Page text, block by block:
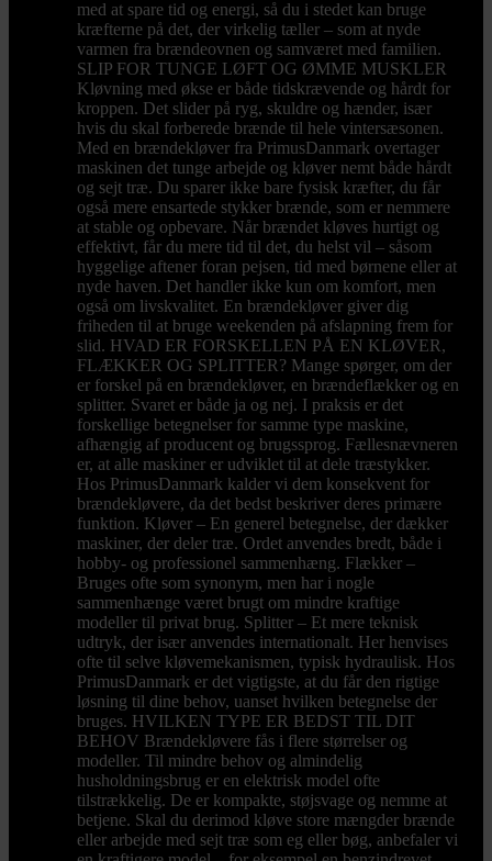
med at spare tid og energi, så du i stedet kan bruge
kræfterne på det, der virkelig tæller – som at nyde
varmen fra brændeovnen og samværet med familien.
SLIP FOR TUNGE LØFT OG ØMME MUSKLER
Kløvning med økse er både tidskrævende og hårdt for
kroppen. Det slider på ryg, skuldre og hænder, især
hvis du skal forberede brænde til hele vintersæsonen.
Med en brændekløver fra PrimusDanmark overtager
maskinen det tunge arbejde og kløver nemt både hårdt
og sejt træ. Du sparer ikke bare fysisk kræfter, du får
også mere ensartede stykker brænde, som er nemmere
at stable og opbevare. Når brændet kløves hurtigt og
effektivt, får du mere tid til det, du helst vil – såsom
hyggelige aftener foran pejsen, tid med børnene eller at
nyde haven. Det handler ikke kun om komfort, men
også om livskvalitet. En brændekløver giver dig
friheden til at bruge weekenden på afslapning frem for
slid. HVAD ER FORSKELLEN PÅ EN KLØVER,
FLÆKKER OG SPLITTER? Mange spørger, om der
er forskel på en brændekløver, en brændeflækker og en
splitter. Svaret er både ja og nej. I praksis er det
forskellige betegnelser for samme type maskine,
afhængig af producent og brugssprog. Fællesnævneren
er, at alle maskiner er udviklet til at dele træstykker.
Hos PrimusDanmark kalder vi dem konsekvent for
brændekløvere, da det bedst beskriver deres primære
funktion. Kløver – En generel betegnelse, der dækker
maskiner, der deler træ. Ordet anvendes bredt, både i
hobby- og professionel sammenhæng. Flækker –
Bruges ofte som synonym, men har i nogle
sammenhænge været brugt om mindre kraftige
modeller til privat brug. Splitter – Et mere teknisk
udtryk, der især anvendes internationalt. Her henvises
ofte til selve kløvemekanismen, typisk hydraulisk. Hos
PrimusDanmark er det vigtigste, at du får den rigtige
løsning til dine behov, uanset hvilken betegnelse der
bruges. HVILKEN TYPE ER BEDST TIL DIT
BEHOV Brændekløvere fås i flere størrelser og
modeller. Til mindre behov og almindelig
husholdningsbrug er en elektrisk model ofte
tilstrækkelig. De er kompakte, støjsvage og nemme at
betjene. Skal du derimod kløve store mængder brænde
eller arbejde med sejt træ som eg eller bøg, anbefaler vi